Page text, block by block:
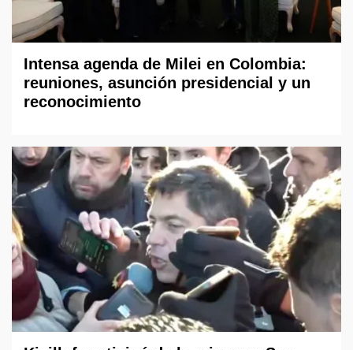
Intensa agenda de Milei en Colombia:
reuniones, asunción presidencial y un
reconocimiento